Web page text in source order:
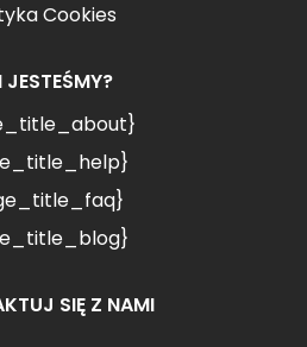
Cookies
JESTEŚMY?
SIĘ Z NAMI